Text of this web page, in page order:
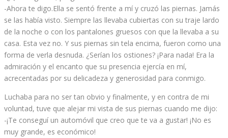
-Ahora te digo.Ella se sentó frente a mí y cruzó las piernas. Jamás
se las había visto. Siempre las llevaba cubiertas con su traje lardo
de la noche o con los pantalones gruesos con que la llevaba a su
casa. Esta vez no. Y sus piernas sin tela encima, fueron como una
forma de verla desnuda. ¿Serían los ostiones? ¡Para nada! Era la
admiración y el encanto que su presencia ejercía en mí,
acrecentadas por su delicadeza y generosidad para conmigo.
Luchaba para no ser tan obvio y finalmente, y en contra de mi
voluntad, tuve que alejar mi vista de sus piernas cuando me dijo:
-¡Te conseguí un automóvil que creo que te va a gustar! ¡No es
muy grande, es económico!